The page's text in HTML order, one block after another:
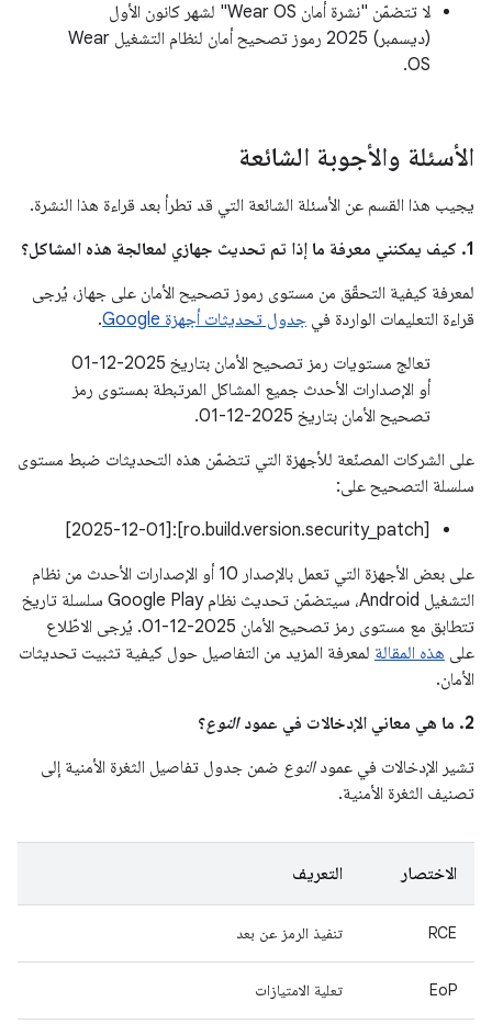
لا تتضمّن "نشرة أمان Wear OS" لشهر كانون الأول
(ديسمبر) 2025 رموز تصحيح أمان لنظام التشغيل Wear
OS.
الأسئلة والأجوبة الشائعة
يجيب هذا القسم عن الأسئلة الشائعة التي قد تطرأ بعد قراءة هذا النشرة.
1. كيف يمكنني معرفة ما إذا تم تحديث جهازي لمعالجة هذه المشاكل؟
لمعرفة كيفية التحقّق من مستوى رموز تصحيح الأمان على جهاز، يُرجى
قراءة التعليمات الواردة في جدول تحديثات أجهزة Google
.
تعالج مستويات رمز تصحيح الأمان بتاريخ 2025-12-01
أو الإصدارات الأحدث جميع المشاكل المرتبطة بمستوى رمز
تصحيح الأمان بتاريخ 2025-12-01.
على الشركات المصنّعة للأجهزة التي تتضمّن هذه التحديثات ضبط مستوى
سلسلة التصحيح على:
[ro.build.version.security_patch]:[2025-12-01]
على بعض الأجهزة التي تعمل بالإصدار 10 أو الإصدارات الأحدث من نظام
التشغيل Android، سيتضمّن تحديث نظام Google Play سلسلة تاريخ
تتطابق مع مستوى رمز تصحيح الأمان 2025-12-01. يُرجى الاطّلاع
على هذه المقالة لمعرفة المزيد من التفاصيل حول كيفية تثبيت تحديثات
الأمان.
2. ما هي معاني الإدخالات في عمود
النوع؟
تشير الإدخالات في عمودالنوع ضمن جدول تفاصيل الثغرة الأمنية إلى
تصنيف الثغرة الأمنية.
الاختصار التعريف
RCE تنفيذ الرمز عن بعد
EoP تعلية الامتيازات